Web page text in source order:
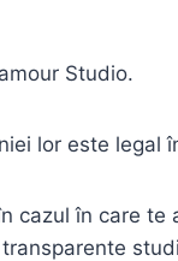
Studio.
lor este legal
cazul în care